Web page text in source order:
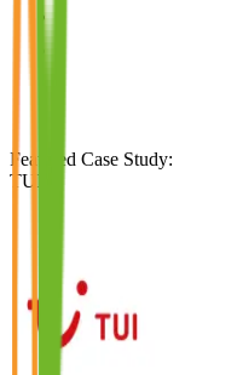
Featured Case Study:
TUI